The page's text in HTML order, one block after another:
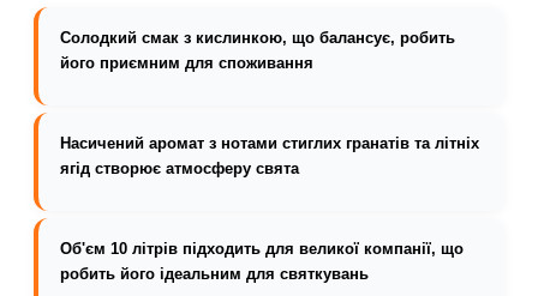
Солодкий смак з кислинкою, що балансує, робить
його приємним для споживання
Насичений аромат з нотами стиглих гранатів та літніх
ягід створює атмосферу свята
Об'єм 10 літрів підходить для великої компанії, що
робить його ідеальним для святкувань